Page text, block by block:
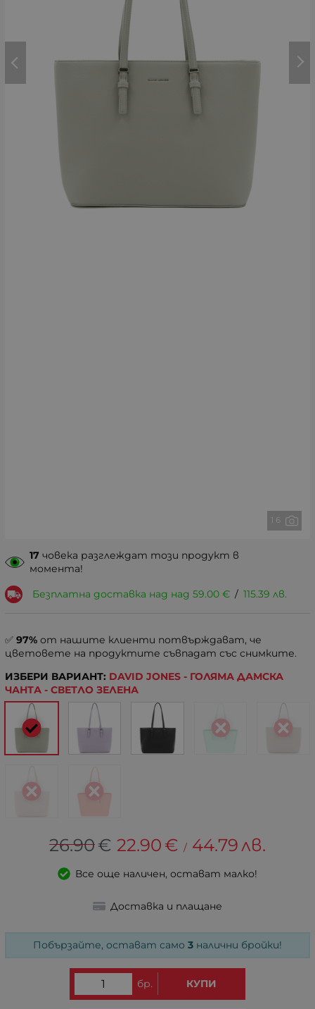
1 6
17 човека разглеждат този продукт в
момента!
Безплатна доставка над над 59.00 € / 115.39 лв.
✅ 97% от нашите клиенти потвърждават, че
цветовете на продуктите съвпадат със снимките.
ИЗБЕРИ ВАРИАНТ: DAVID JONES - ГОЛЯМА ДАМСКА
ЧАНТА - СВЕТЛО ЗЕЛЕНА
26.90€ 22.90€ / 44.79 лв.
Все още наличен, остават малко!
Доставка и плащане
Побързайте, остават само 3 налични бройки!
бр. КУПИ